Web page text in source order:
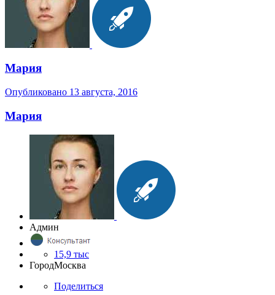
Мария
Опубликовано 13 августа, 2016
Мария
Админ
15,9 тыс
ГородМосква
Поделиться